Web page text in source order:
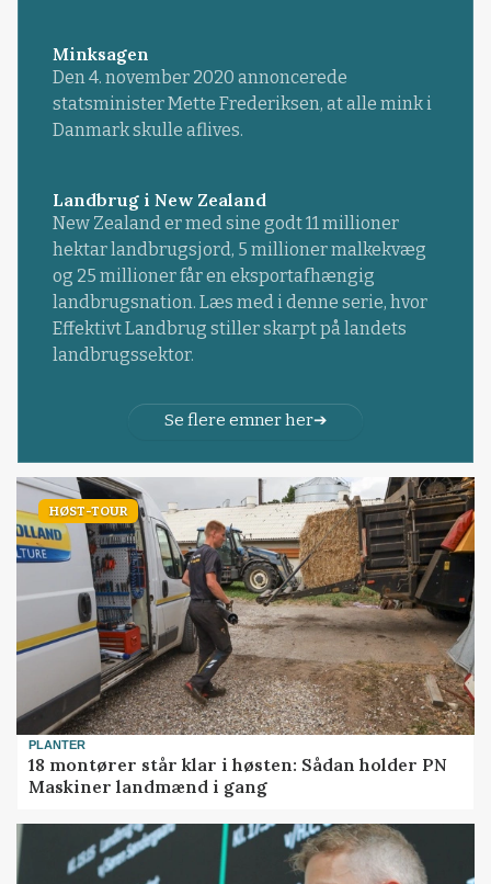
Minksagen
Den 4. november 2020 annoncerede
statsminister Mette Frederiksen, at alle mink i
Danmark skulle aflives.
Landbrug i New Zealand
New Zealand er med sine godt 11 millioner
hektar landbrugsjord, 5 millioner malkekvæg
og 25 millioner får en eksportafhængig
landbrugsnation. Læs med i denne serie, hvor
Effektivt Landbrug stiller skarpt på landets
landbrugssektor.
Se flere emner her
HØST-TOUR
PLANTER
18 montører står klar i høsten: Sådan holder PN
Maskiner landmænd i gang